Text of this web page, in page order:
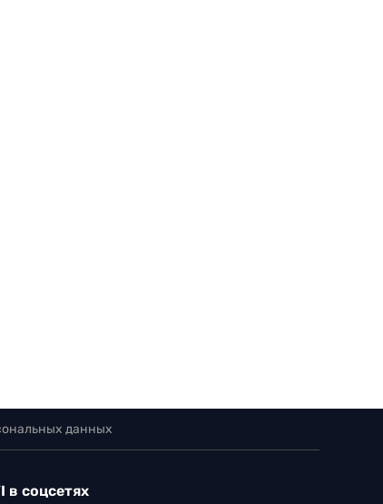
данных
в соцсетях